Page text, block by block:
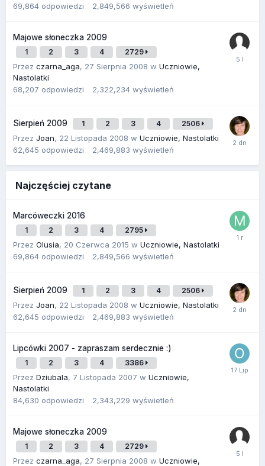
69,864 odpowiedzi 2,849,566 wyświetleń
Majowe słoneczka 2009
1 2 3 4 2729
Przez czarna_aga, 27 Sierpnia 2008 w Uczniowie,
Nastolatki
68,207 odpowiedzi 2,322,234 wyświetleń
Sierpień 2009 1 2 3 4 2506
Przez Joan, 22 Listopada 2008 w Uczniowie, Nastolatki
62,645 odpowiedzi 2,469,883 wyświetleń
Najczęściej czytane
Marcóweczki 2016
1 2 3 4 2795
Przez Olusia, 20 Czerwca 2015 w Uczniowie, Nastolatki
69,864 odpowiedzi 2,849,566 wyświetleń
Sierpień 2009 1 2 3 4 2506
Przez Joan, 22 Listopada 2008 w Uczniowie, Nastolatki
62,645 odpowiedzi 2,469,883 wyświetleń
Lipcówki 2007 - zapraszam serdecznie :)
1 2 3 4 3386
Przez Dziubala, 7 Listopada 2007 w Uczniowie,
Nastolatki
84,630 odpowiedzi 2,343,229 wyświetleń
Majowe słoneczka 2009
1 2 3 4 2729
Przez czarna_aga, 27 Sierpnia 2008 w Uczniowie,